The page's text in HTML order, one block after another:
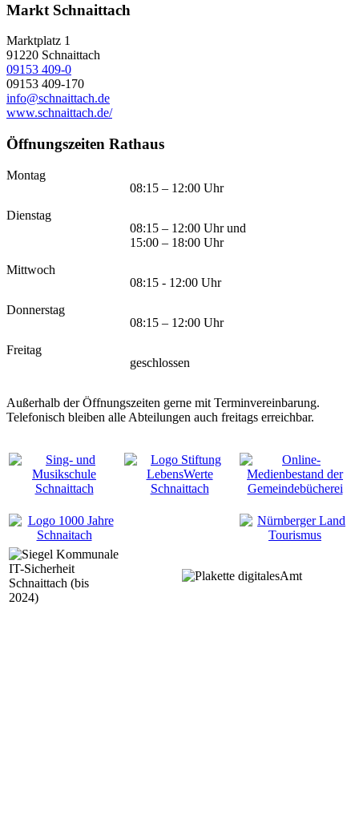
Markt Schnaittach
Marktplatz 1
91220 Schnaittach
09153 409-0
09153 409-170
info@schnaittach.de
www.schnaittach.de/
Öffnungszeiten Rathaus
Montag
08:15 – 12:00 Uhr
Dienstag
08:15 – 12:00 Uhr und
15:00 – 18:00 Uhr
Mittwoch
08:15 - 12:00 Uhr
Donnerstag
08:15 – 12:00 Uhr
Freitag
geschlossen
Außerhalb der Öffnungszeiten gerne mit Terminvereinbarung.
Telefonisch bleiben alle Abteilungen auch freitags erreichbar.